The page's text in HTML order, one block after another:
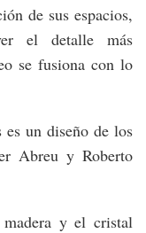
de sus espacios,
el detalle más
se fusiona con lo
un diseño de los
Abreu y Roberto
y el cristal